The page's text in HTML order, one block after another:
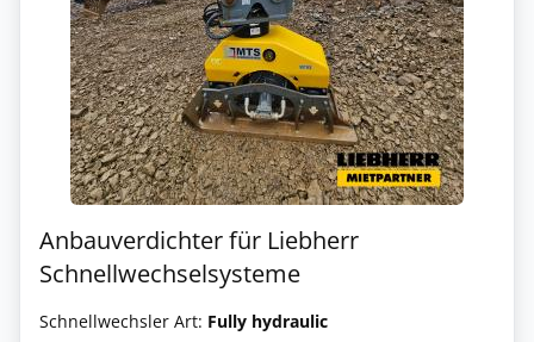
Anbauverdichter für Liebherr
Schnellwechselsysteme
Schnellwechsler Art: Fully hydraulic